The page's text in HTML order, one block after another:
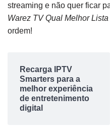
streaming e não quer ficar
Warez TV Qual Melhor
ordem!
Recarga IPTV
Smarters para a
melhor experiência
de entretenimento
digital